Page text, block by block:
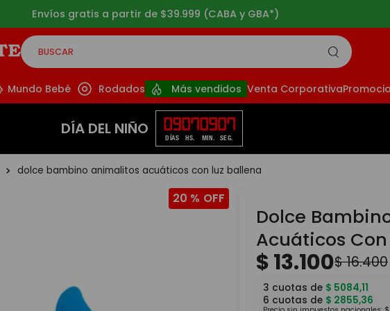
Envíos gratis a partir de $39.999 (CABA y GBA*)
BUSCAR
Mundo Bebé Rodados Más vendidos Venta Corporativa
DÍA DEL NIÑO 09
DÍAS
07
HS.
09
MIN.
07
SEG.
dolce bambino animalitos acuáticos con luz ballena
20 %
Dolce
Acuáticos
$13.100$16.400
3 cuotas de $ 5084,11
6 cuotas de $ 2855,36